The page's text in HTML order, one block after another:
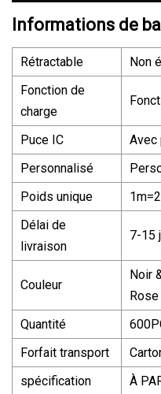
Informations de
Rétractable
Non
Fonction de
charge
Puce IC
Avec
Personnalisé
Poids unique
Délai de
livraison
7-15
Couleur
Noir
Quantité
Forfait transport
spécification
À